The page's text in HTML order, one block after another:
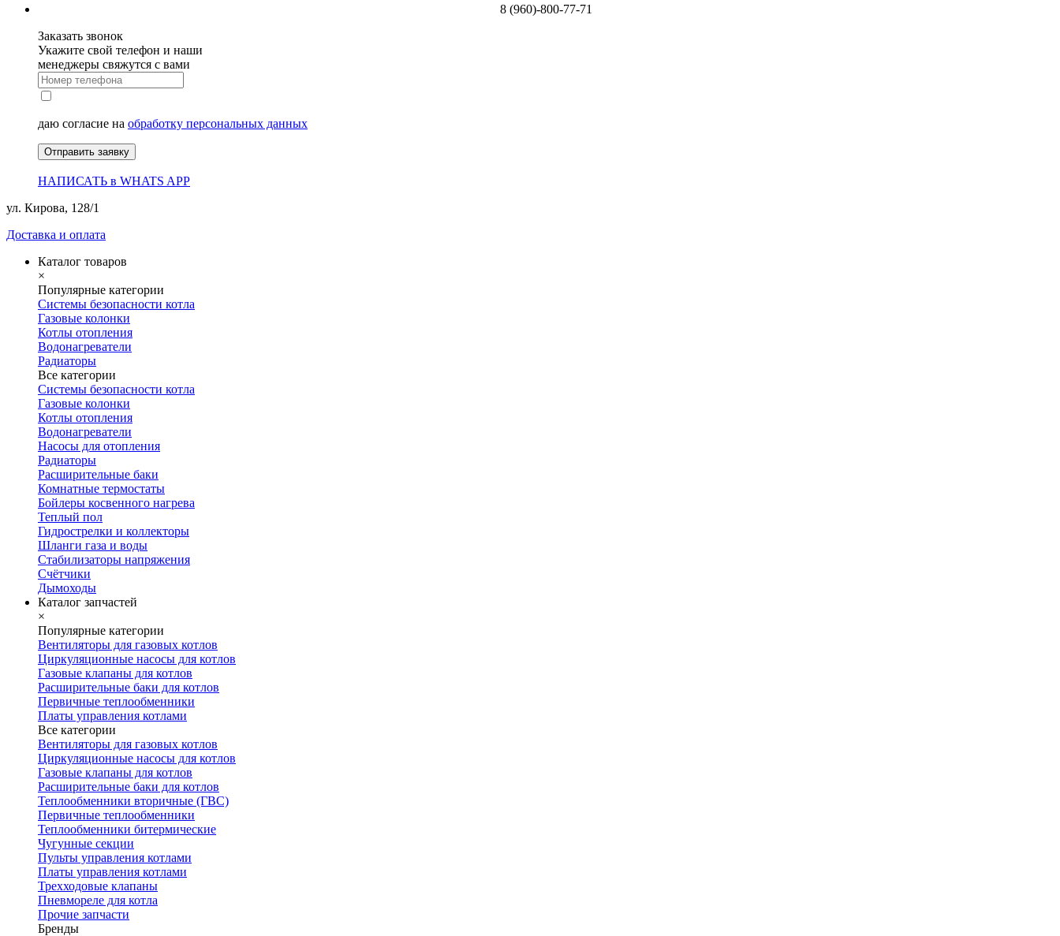
8 (960)-800-77-71
Заказать звонок
Укажите свой телефон и наши
менеджеры свяжутся с вами
даю согласие на обработку персональных данных
Отправить заявку
НАПИСАТЬ в WHATS APP
ул. Кирова, 128/1
Доставка и оплата
Каталог товаров
×
Популярные категории
Системы безопасности котла
Газовые колонки
Котлы отопления
Водонагреватели
Радиаторы
Все категории
Системы безопасности котла
Газовые колонки
Котлы отопления
Водонагреватели
Насосы для отопления
Радиаторы
Расширительные баки
Комнатные термостаты
Бойлеры косвенного нагрева
Теплый пол
Гидрострелки и коллекторы
Шланги газа и воды
Стабилизаторы напряжения
Счётчики
Дымоходы
Каталог запчастей
×
Популярные категории
Вентиляторы для газовых котлов
Циркуляционные насосы для котлов
Газовые клапаны для котлов
Расширительные баки для котлов
Первичные теплообменники
Платы управления котлами
Все категории
Вентиляторы для газовых котлов
Циркуляционные насосы для котлов
Газовые клапаны для котлов
Расширительные баки для котлов
Теплообменники вторичные (ГВС)
Первичные теплообменники
Теплообменники битермические
Чугунные секции
Пульты управления котлами
Платы управления котлами
Трехходовые клапаны
Пневмореле для котла
Прочие запчасти
Бренды